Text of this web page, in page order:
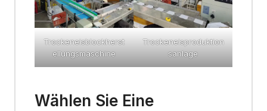
Trockeneisblockherst
ellungsmaschine
Trockeneisproduktion
sanlage
Wählen Sie Eine